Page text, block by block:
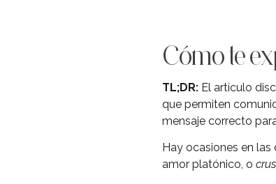
Cómo te
TL;DR: El artículo
que permiten
mensaje correcto
Hay ocasiones en
amor platónico, o